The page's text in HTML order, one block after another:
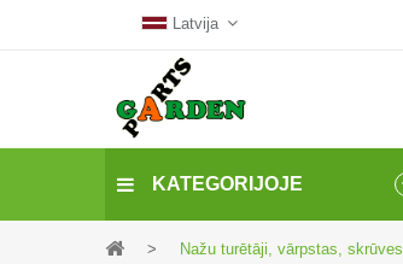
Latvija
KATEGORIJOJE
> Nažu turētāji, vārpstas, skrūves